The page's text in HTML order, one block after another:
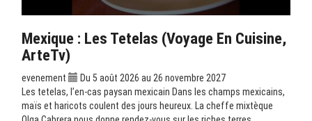
Mexique : Les Tetelas (Voyage En Cuisine,
ArteTv)
evenement
Du 5 août 2026 au 26 novembre 2027
Les tetelas, l’en-cas paysan mexicain Dans les champs mexicains,
maïs et haricots coulent des jours heureux. La cheffe mixtèque